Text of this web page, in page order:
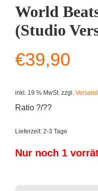
World
(Studio
€39,90
inkl. 19 % MwSt. zzgl.
Ratio ?/??
Lieferzeit: 2-3 Tage
Nur noch 1